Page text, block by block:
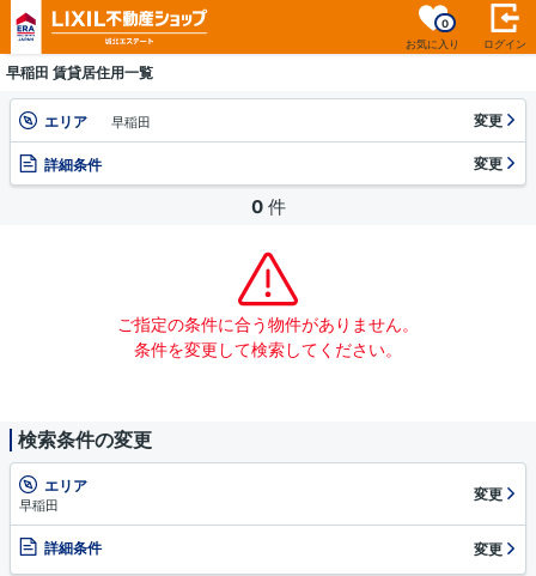
お気に入り
0
ログイン
早稲田 賃貸居住用一覧
エリア 早稲田 変更
詳細条件 変更
0 件
ご指定の条件に合う物件がありません。
条件を変更して検索してください。
検索条件の変更
エリア
早稲田
変更
詳細条件 変更